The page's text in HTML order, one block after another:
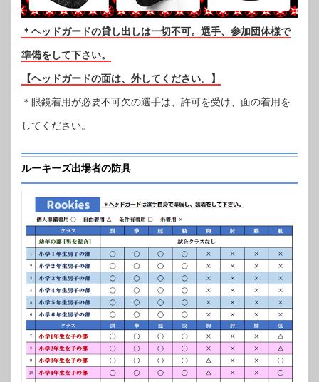
＊ヘッドガードの貸し出しは一切不可。選手、参加団体様で
準備をして下さい。
【ヘッドガードの面は、外してください。】
＊眼鏡着用が必要不可欠の選手は、許可を受け、面の着用を
してください。
ルーキーズ出場者の防具